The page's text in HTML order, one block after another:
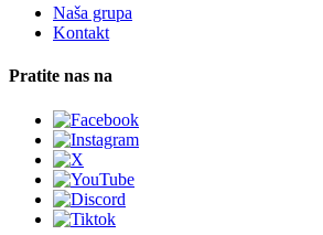
Naša grupa
Kontakt
Pratite nas na